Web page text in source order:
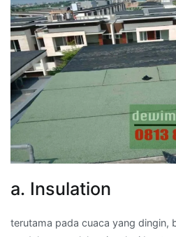
a. Insulation
terutama pada cuaca yang dingin,